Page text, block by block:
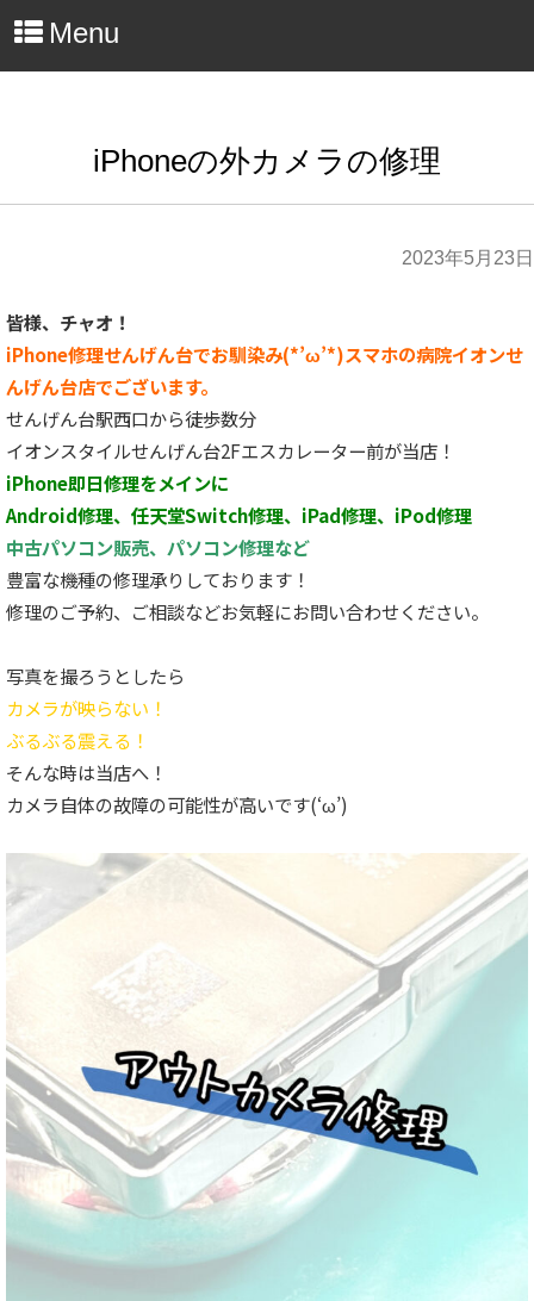
Menu
iPhoneの外カメラの修理
2023年5月23日
皆様、チャオ！
iPhone修理せんげん台でお馴染み(*’ω’*)スマホの病院イオンせ
んげん台店でございます。
せんげん台駅西口から徒歩数分
イオンスタイルせんげん台2Fエスカレーター前が当店！
iPhone即日修理をメインに
Android修理、任天堂Switch修理、iPad修理、iPod修理
中古パソコン販売、パソコン修理など
豊富な機種の修理承りしております！
修理のご予約、ご相談などお気軽にお問い合わせください。
写真を撮ろうとしたら
カメラが映らない！
ぶるぶる震える！
そんな時は当店へ！
カメラ自体の故障の可能性が高いです(‘ω’)